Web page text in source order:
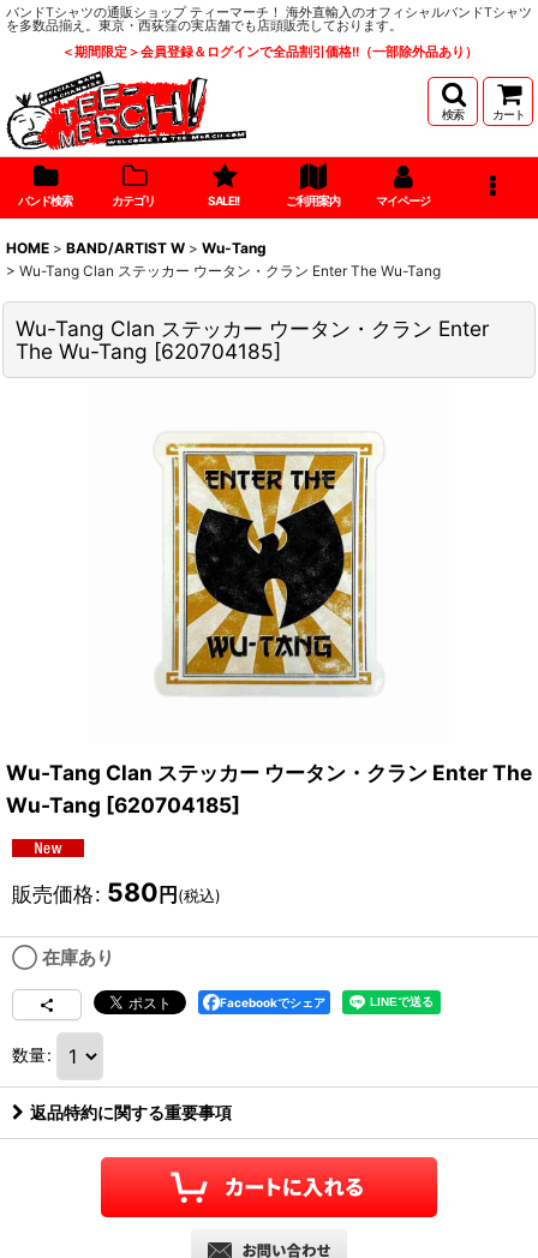
バンドTシャツの通販ショップ ティーマーチ！ 海外直輸入のオフィシャルバンドTシャツ
を多数品揃え。東京・西荻窪の実店舗でも店頭販売しております。
＜期間限定＞会員登録＆ログインで全品割引価格!!（一部除外品あり）
検索 カート
バンド検索 カテゴリ SALE!! ご利用案内 マイページ
HOME > BAND/ARTIST W > Wu-Tang
> Wu-Tang Clan ステッカー ウータン・クラン Enter The Wu-Tang
Wu-Tang Clan ステッカー ウータン・クラン Enter
The Wu-Tang [620704185]
Wu-Tang Clan ステッカー ウータン・クラン Enter The
Wu-Tang [620704185]
販売価格: 580 円 (税込)
◯ 在庫あり
Facebookでシェア
数量:
返品特約に関する重要事項